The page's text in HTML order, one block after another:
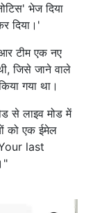
भेज दिया
दिया।'
टीम एक नए
जिसे जाने वाले
गया था।
से लाइव मोड में
को एक ईमेल
last